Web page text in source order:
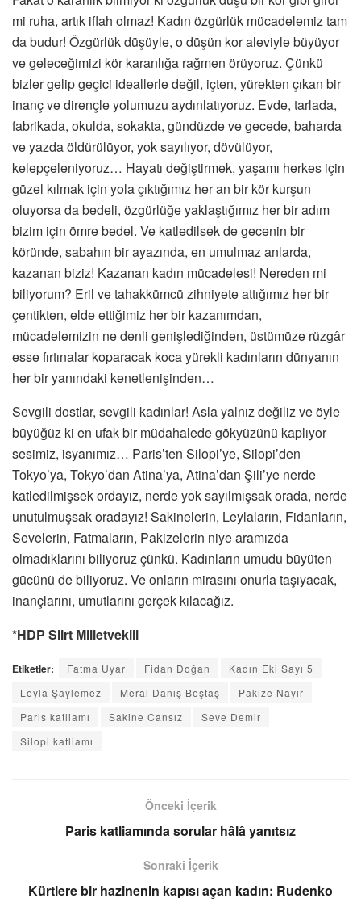
mi ruha, artık iflah olmaz! Kadın özgürlük mücadelemiz tam
da budur! Özgürlük düşüyle, o düşün kor aleviyle büyüyor
ve geleceğimizi kör karanlığa rağmen örüyoruz. Çünkü
bizler gelip geçici ideallerle değil, içten, yürekten çıkan bir
inanç ve dirençle yolumuzu aydınlatıyoruz. Evde, tarlada,
fabrikada, okulda, sokakta, gündüzde ve gecede, baharda
ve yazda öldürülüyor, yok sayılıyor, dövülüyor,
kelepçeleniyoruz… Hayatı değiştirmek, yaşamı herkes için
güzel kılmak için yola çıktığımız her an bir kör kurşun
oluyorsa da bedeli, özgürlüğe yaklaştığımız her bir adım
bizim için ömre bedel. Ve katledilsek de gecenin bir
köründe, sabahın bir ayazında, en umulmaz anlarda,
kazanan biziz! Kazanan kadın mücadelesi! Nereden mi
biliyorum? Eril ve tahakkümcü zihniyete attığımız her bir
çentikten, elde ettiğimiz her bir kazanımdan,
mücadelemizin ne denli genişlediğinden, üstümüze rüzgâr
esse fırtınalar koparacak koca yürekli kadınların dünyanın
her bir yanındaki kenetlenişinden…
Sevgili dostlar, sevgili kadınlar! Asla yalnız değiliz ve öyle
büyüğüz ki en ufak bir müdahalede gökyüzünü kaplıyor
sesimiz, isyanımız… Paris’ten Silopi’ye, Silopi’den
Tokyo’ya, Tokyo’dan Atina’ya, Atina’dan Şili’ye nerde
katledilmişsek ordayız, nerde yok sayılmışsak orada, nerde
unutulmuşsak oradayız! Sakinelerin, Leylaların, Fidanların,
Sevelerin, Fatmaların, Pakizelerin niye aramızda
olmadıklarını biliyoruz çünkü. Kadınların umudu büyüten
gücünü de biliyoruz. Ve onların mirasını onurla taşıyacak,
inançlarını, umutlarını gerçek kılacağız.
*HDP Siirt Milletvekili
Etiketler: Fatma Uyar Fidan Doğan
Kadın Eki Sayı 5
Leyla Şaylemez
Meral Danış Beştaş
Pakize Nayır
Paris katliamı
Sakine Cansız
Seve Demir
Silopi katliamı
Önceki İçerik
Paris katliamında sorular hâlâ yanıtsız
Sonraki İçerik
Kürtlere bir hazinenin kapısı açan kadın: Rudenko